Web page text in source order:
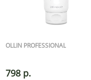
OLLIN PROFESSIONAL
798 р.